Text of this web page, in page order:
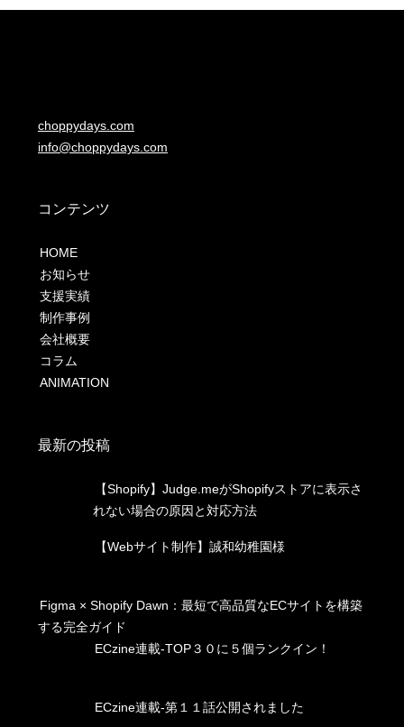
choppydays.com
info@choppydays.com
コンテンツ
HOME
お知らせ
支援実績
制作事例
会社概要
コラム
ANIMATION
最新の投稿
【Shopify】Judge.meがShopifyストアに表示さ
れない場合の原因と対応方法
【Webサイト制作】誠和幼稚園様
Figma × Shopify Dawn：最短で高品質なECサイトを構築
する完全ガイド
ECzine連載-TOP３０に５個ランクイン！
ECzine連載-第１１話公開されました